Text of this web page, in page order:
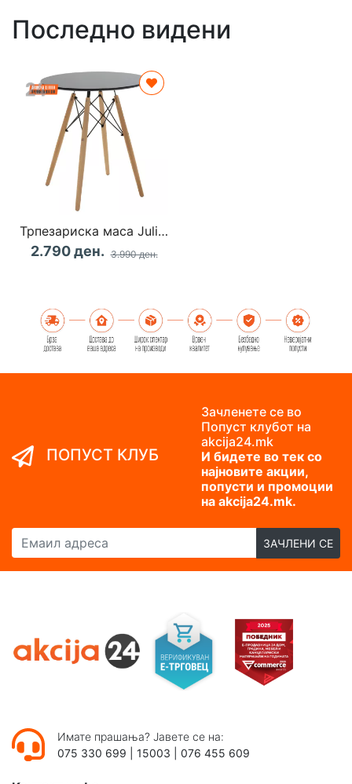
Последно видени
Трпезариска маса Julita 60x73см
2.790 ден. 3.990 ден.
ПОПУСТ КЛУБ
Зачленете се во
Попуст клубот на
akcija24.mk
И бидете во тек со
најновите акции,
попусти и промоции
на akcija24.mk.
Емаил адреса
ЗАЧЛЕНИ СЕ
Имате прашања? Јавете се на:
075 330 699
15003 076 455 609